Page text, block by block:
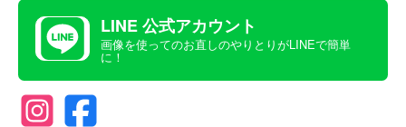
LINE 公式アカウント
画像を使ってのお直しのやりとりがLINEで簡単
に！